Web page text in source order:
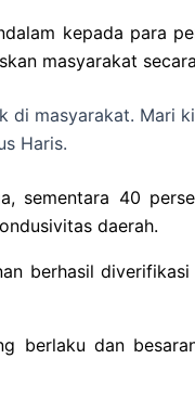
kepada para
masyarakat
masyarakat. Mari
Haris.
sementara 40
daerah.
berhasil diverifikasi
berlaku dan